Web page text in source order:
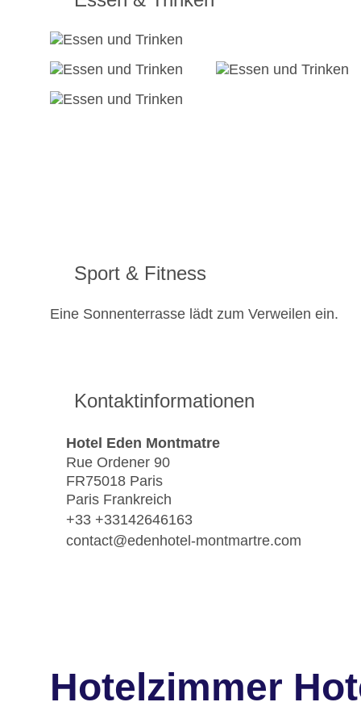
Sport & Fitness
Eine Sonnenterrasse lädt zum Verweilen ein.
Kontaktinformationen
Hotel Eden Montmatre
Rue Ordener 90
FR75018 Paris
Paris Frankreich
+33 +33142646163
contact@edenhotel-montmartre.com
Hotelzimmer